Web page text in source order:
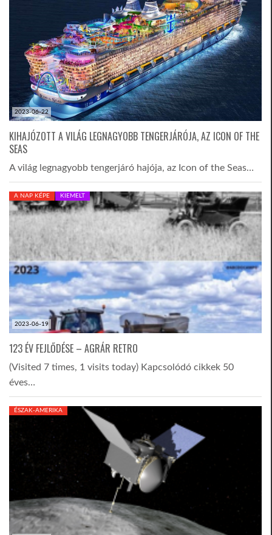
2023-06-22
KIHAJÓZOTT A VILÁG LEGNAGYOBB TENGERJÁRÓJA, AZ ICON OF THE
SEAS
A világ legnagyobb tengerjáró hajója, az Icon of the Seas…
2023-06-19
A NAP KÉPE KIEMELT
123 ÉV FEJLŐDÉSE – AGRÁR RETRO
(Visited 7 times, 1 visits today) Kapcsolódó cikkek 50
éves…
ÉSZAK-AMERIKA